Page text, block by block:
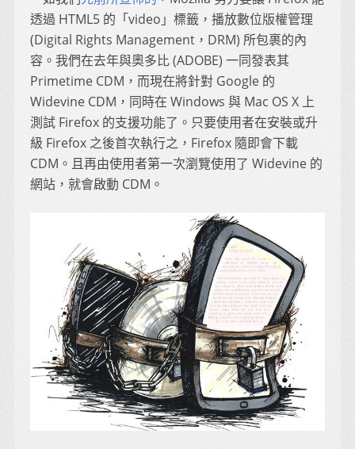
透過 HTML5 的「video」標籤，播放數位版權管理
(Digital Rights Management，DRM) 所包裹的內
容。我們在去年與奧多比 (ADOBE) 一同發表其
Primetime CDM，而現在將針對 Google 的
Widevine CDM，同時在 Windows 與 Mac OS X 上
測試 Firefox 的支援功能了。只要使用者在安裝或升
級 Firefox 之後首次執行之，Firefox 隨即會下載
CDM。且再由使用者第一次瀏覽使用了 Widevine 的
網站，就會啟動 CDM。